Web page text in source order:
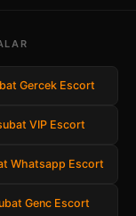
Gercek Escort
VIP Escort
Whatsapp Escort
Genc Escort